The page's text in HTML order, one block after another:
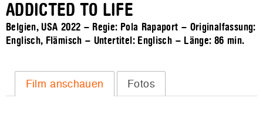
ADDICTED TO LIFE
Belgien, USA 2022 – Regie: Pola Rapaport – Originalfassung:
Englisch, Flämisch – Untertitel: Englisch – Länge: 86 min.
Film anschauen Fotos